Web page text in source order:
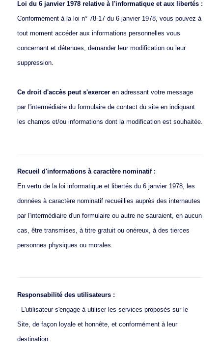
Simulateur de
DÉMARCHES
Contact et
coordonnées
Localisation
Info à la Une
Loi du 6 janvier 1978 relative à l'informatique et aux libertés :
Conformément à la loi n° 78-17 du 6 janvier 1978, vous pouvez à
tout moment accéder aux informations personnelles vous
concernant et détenues, demander leur modification ou leur
suppression.
Ce droit d'accès peut s'exercer en adressant votre message
par l'intermédiaire du formulaire de contact du site en indiquant
les champs et/ou informations dont la modification est souhaitée.
Recueil d'informations à caractère nominatif :
En vertu de la loi informatique et libertés du 6 janvier 1978, les
données à caractère nominatif recueillies auprès des internautes
par l'intermédiaire d'un formulaire ou autre ne sauraient, en aucun
cas, être transmises, à titre gratuit ou onéreux, à des tierces
personnes physiques ou morales.
Responsabilité des utilisateurs :
- L'utilisateur s'engage à utiliser les services proposés sur le
Site, de façon loyale et honnête, et conformément à leur
destination.